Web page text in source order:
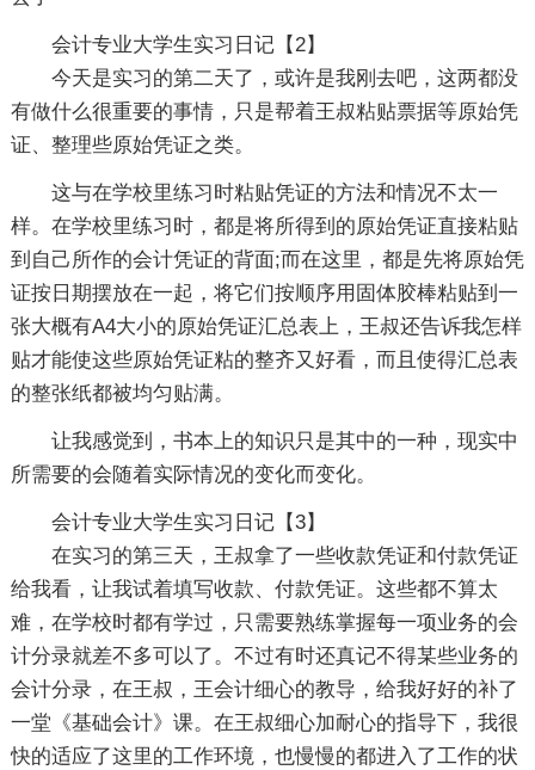
会计专业大学生实习日记【2】
今天是实习的第二天了，或许是我刚去吧，这两都没
有做什么很重要的事情，只是帮着王叔粘贴票据等原始凭
证、整理些原始凭证之类。
这与在学校里练习时粘贴凭证的方法和情况不太一
样。在学校里练习时，都是将所得到的原始凭证直接粘贴
到自己所作的会计凭证的背面;而在这里，都是先将原始凭
证按日期摆放在一起，将它们按顺序用固体胶棒粘贴到一
张大概有A4大小的原始凭证汇总表上，王叔还告诉我怎样
贴才能使这些原始凭证粘的整齐又好看，而且使得汇总表
的整张纸都被均匀贴满。
让我感觉到，书本上的知识只是其中的一种，现实中
所需要的会随着实际情况的变化而变化。
会计专业大学生实习日记【3】
在实习的第三天，王叔拿了一些收款凭证和付款凭证
给我看，让我试着填写收款、付款凭证。这些都不算太
难，在学校时都有学过，只需要熟练掌握每一项业务的会
计分录就差不多可以了。不过有时还真记不得某些业务的
会计分录，在王叔，王会计细心的教导，给我好好的补了
一堂《基础会计》课。在王叔细心加耐心的指导下，我很
快的适应了这里的工作环境，也慢慢的都进入了工作的状